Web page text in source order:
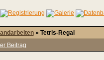
» Tetris-Regal
Beitrag